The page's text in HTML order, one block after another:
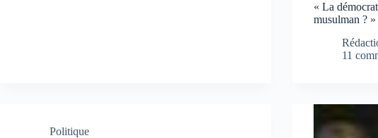
« La
musulman ?
11
Politique